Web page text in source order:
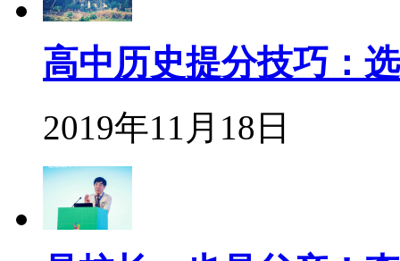
高中历史提分技巧：
2019年11月18日